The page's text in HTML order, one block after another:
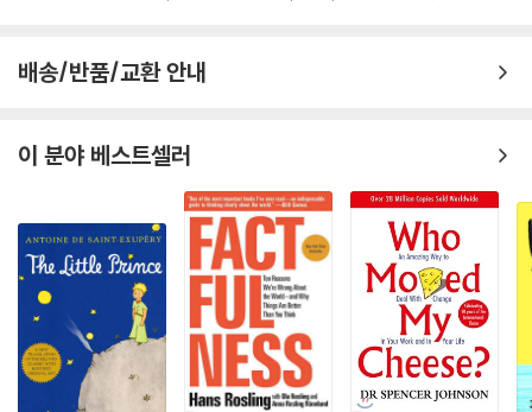
배송/반품/교환 안내
이 분야 베스트셀러